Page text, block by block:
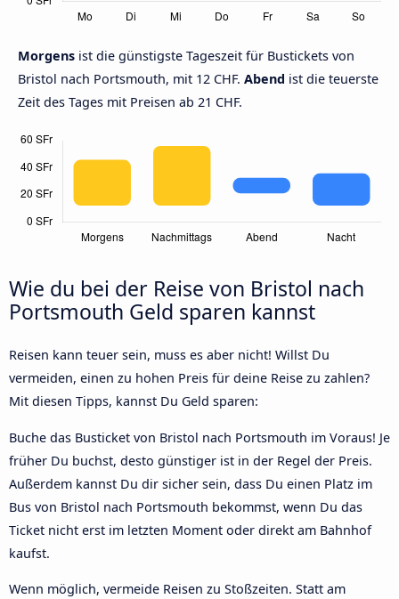
Morgens ist die günstigste Tageszeit für Bustickets von
Bristol nach Portsmouth, mit 12 CHF. Abend ist die teuerste
Zeit des Tages mit Preisen ab 21 CHF.
Wie du bei der Reise von Bristol nach
Portsmouth Geld sparen kannst
Reisen kann teuer sein, muss es aber nicht! Willst Du
vermeiden, einen zu hohen Preis für deine Reise zu zahlen?
Mit diesen Tipps, kannst Du Geld sparen:
Buche das Busticket von Bristol nach Portsmouth im Voraus! Je
früher Du buchst, desto günstiger ist in der Regel der Preis.
Außerdem kannst Du dir sicher sein, dass Du einen Platz im
Bus von Bristol nach Portsmouth bekommst, wenn Du das
Ticket nicht erst im letzten Moment oder direkt am Bahnhof
kaufst.
Wenn möglich, vermeide Reisen zu Stoßzeiten. Statt am